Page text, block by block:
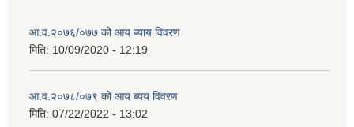
आ.व.२०७६/०७७ को आय ब्याय विवरण
मिति: 10/09/2020 - 12:19
आ.व.२०७८/०७९ को आय ब्यय विवरण
मिति: 07/22/2022 - 13:02